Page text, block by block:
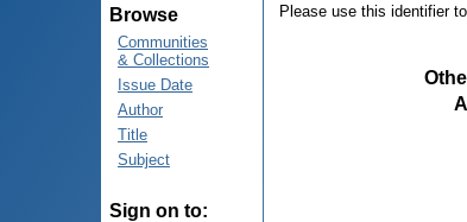
Browse
Communities
& Collections
Issue Date
Author
Title
Subject
Sign on to:
Please use this identifier